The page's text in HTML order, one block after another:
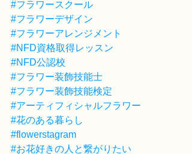
#フラワースクール
#フラワーデザイン
#フラワーアレンジメント
#NFD資格取得レッスン
#NFD公認校
#フラワー装飾技能士
#フラワー装飾技能検定
#アーティフィシャルフラワー
#花のある暮らし
#flowerstagram
#お花好きの人と繋がりたい